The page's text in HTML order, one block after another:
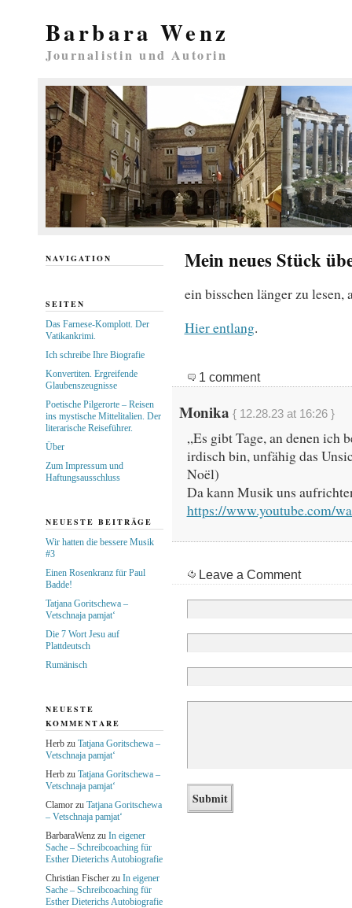
Barbara Wenz
Journalistin und Autorin
Mein neues Stück
ein bisschen länger zu lesen,
Hier entlang.
1 comment
Monika { 12.28.23 at 16:26 }
„Es gibt Tage, an denen ich
irdisch bin, unfähig das
Noël)
Da kann Musik uns
https://www.youtube.com/
Leave a Comment
NAVIGATION
SEITEN
Das Farnese-Komplott. Der
Vatikankrimi.
Ich schreibe Ihre Biografie
Konvertiten. Ergreifende
Glaubenszeugnisse
Poetische Pilgerorte – Reisen
ins mystische Mittelitalien. Der
literarische Reiseführer.
Über
Zum Impressum und
Haftungsausschluss
NEUESTE BEITRÄGE
Wir hatten die bessere Musik
#3
Einen Rosenkranz für Paul
Badde!
Tatjana Goritschewa –
Vetschnaja pamjat‘
Die 7 Wort Jesu auf
Plattdeutsch
Rumänisch
NEUESTE
KOMMENTARE
Herbzu Tatjana Goritschewa –
Vetschnaja pamjat‘
Herbzu Tatjana Goritschewa –
Vetschnaja pamjat‘
Clamorzu Tatjana Goritschewa
– Vetschnaja pamjat‘
BarbaraWenzzu In eigener
Sache – Schreibcoaching für
Esther Dieterichs Autobiografie
Christian Fischerzu In eigener
Sache – Schreibcoaching für
Esther Dieterichs Autobiografie